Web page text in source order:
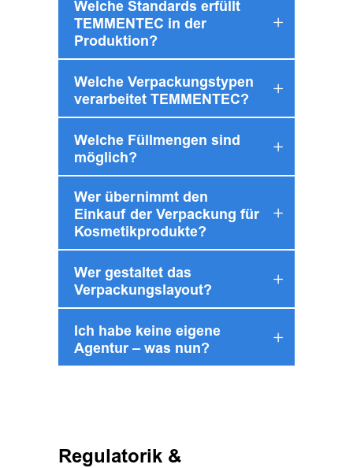
Welche Standards erfüllt
TEMMENTEC in der
Produktion?
Welche Verpackungstypen
verarbeitet TEMMENTEC?
Welche Füllmengen sind
möglich?
Wer übernimmt den
Einkauf der Verpackung für
Kosmetikprodukte?
Wer gestaltet das
Verpackungslayout?
Ich habe keine eigene
Agentur – was nun?
Regulatorik &